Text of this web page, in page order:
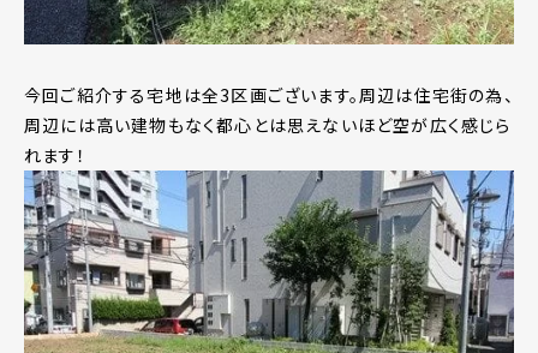
今回ご紹介する宅地は全3区画ございます。周辺は住宅街の為、
周辺には高い建物もなく都心とは思えないほど空が広く感じら
れます！